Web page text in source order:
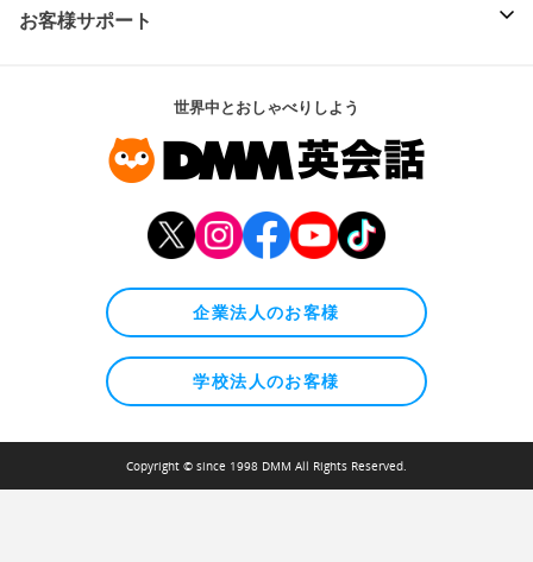
お客様サポート
世界中とおしゃべりしよう
企業法人のお客様
学校法人のお客様
Copyright © since 1998 DMM All Rights Reserved.